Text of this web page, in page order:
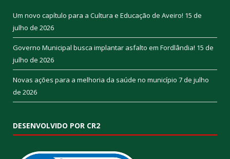
Um novo capítulo para a Cultura e Educação de Aveiro! 15 de
julho de 2026
Governo Municipal busca implantar asfalto em Fordlândia! 15 de
julho de 2026
Novas ações para a melhoria da saúde no município 7 de julho
de 2026
DESENVOLVIDO POR CR2